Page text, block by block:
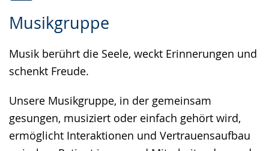
Musikgruppe
Musik berührt die Seele, weckt Erinnerungen und
schenkt Freude.
Unsere Musikgruppe, in der gemeinsam
gesungen, musiziert oder einfach gehört wird,
ermöglicht Interaktionen und Vertrauensaufbau
Leichten
wechseln.
Audio-
Video
Deutscher
Gebärdensprache
wird
angezeigt.